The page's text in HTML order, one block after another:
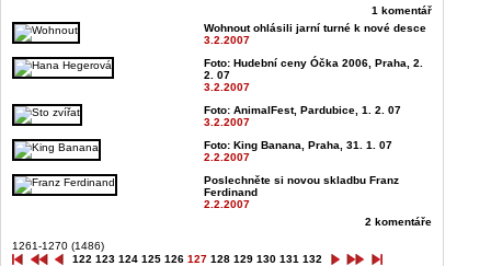
1 komentář
Wohnout ohlásili jarní turné k nové desce
3.2.2007
Foto: Hudební ceny Óčka 2006, Praha, 2.
2. 07
3.2.2007
Foto: AnimalFest, Pardubice, 1. 2. 07
3.2.2007
Foto: King Banana, Praha, 31. 1. 07
2.2.2007
Poslechněte si novou skladbu Franz
Ferdinand
2.2.2007
2 komentáře
1261-1270 (1486)
122 123 124 125 126 127 128 129 130 131 132